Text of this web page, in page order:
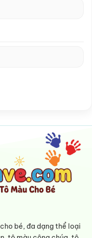
bé, đa dạng thể loại